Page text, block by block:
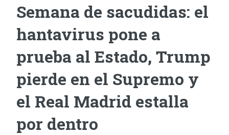
Semana de sacudidas: el
hantavirus pone a
prueba al Estado, Trump
pierde en el Supremo y
el Real Madrid estalla
por dentro